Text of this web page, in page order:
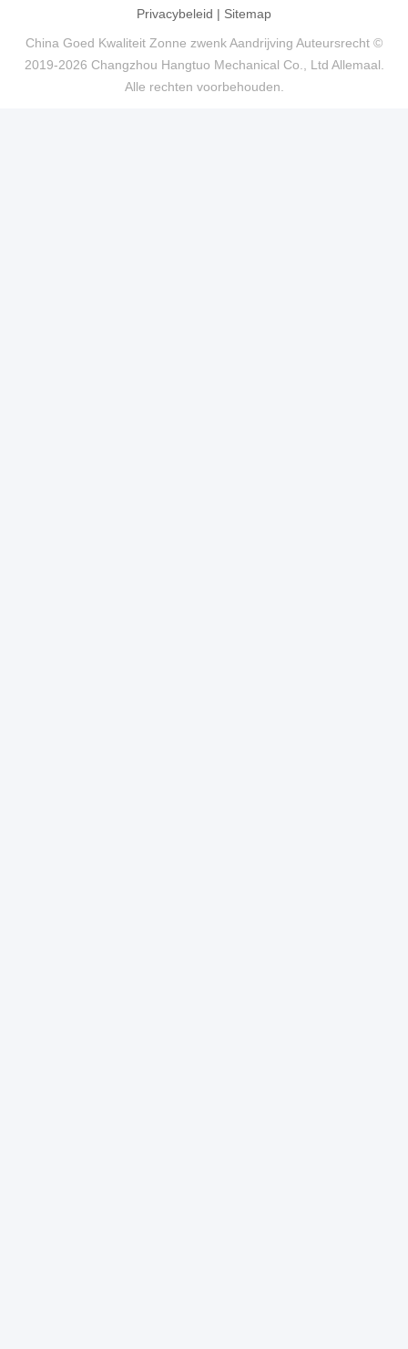
Privacybeleid | Sitemap
China Goed Kwaliteit Zonne zwenk Aandrijving Auteursrecht ©
2019-2026 Changzhou Hangtuo Mechanical Co., Ltd Allemaal.
Alle rechten voorbehouden.